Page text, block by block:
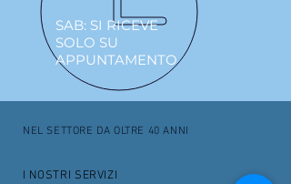
NEL SETTORE DA OLTRE 40 ANNI
I NOSTRI SERVIZI
SAB: SI RICEVE
SOLO SU
APPUNTAMENTO